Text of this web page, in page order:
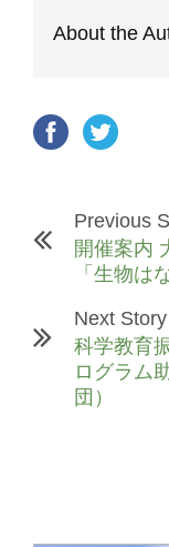
About the
Previous
開催案内
「生物は
Next Story
科学教育
ログラム
団）